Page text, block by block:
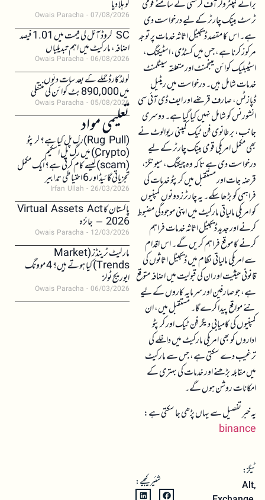
برائے کمپٹرولر آف کرنسی کے سامنے قومی
ٹرسٹ بینک چارٹر کے لیے درخواست دی
ہے۔ اس کا مقصد ڈیجیٹل اثاثہ خدمات پر توجہ
مرکوز کرنا ہے، جس میں کسٹڈی، اسٹیکنگ،
اسٹیبلیک کوائن مینجمنٹ اور متعلقہ سیٹلمنٹ
خدمات شامل ہیں۔ درخواست میں ریٹیل
ڈپازٹس، صارف قرضے اور ایف ڈی آئی سی
انشورنس کو شامل نہیں کیا گیا ہے۔ دوسری
جانب، برطانوی فِن ٹیک کمپنی ریوالوٹ نے
بھی مکمل امریکی قومی بینک چارٹر کے لیے
درخواست دی ہے تاکہ وہ چیکنگ، سیونگز،
قرضہ جات اور مستقبل میں کرپٹو خدمات کی
فراہمی کو بڑھا سکے۔ یہ چارٹرز دونوں کمپنیوں
کو امریکی مالیاتی مارکیٹ میں اپنی موجودگی مضبوط
کرنے اور جدید ڈیجیٹل اثاثہ خدمات فراہم
کرنے کا موقع فراہم کریں گے۔ اس اقدام
سے امریکی مالیاتی نظام میں ڈیجیٹل اثاثوں کی
قانونی حیثیت اور ان کی قبولیت میں اضافہ متوقع
ہے، جو صارفین اور سرمایہ کاروں کے لیے
نئے مواقع پیدا کرے گا۔ مستقبل میں، ان
کمپنیوں کی کامیابی دیگر فِن ٹیک اور کرپٹو
اداروں کو بھی امریکی مارکیٹ میں داخلے کی
ترغیب دے سکتی ہے، جس سے مارکیٹ
میں مقابلہ بڑھنے اور خدمات کی بہتری کے
امکانات روشن ہوں گے۔
یہ خبر تفصیل سے یہاں پڑھی جا سکتی ہے:
binance
ٹیگز:
Alt,
شئیر کیجیے:
کو ہلا دیا
Owais Paracha 07/08/2026
SC کروڈ آئل کی قیمت میں 1.01 فیصد
اضافہ، مارکیٹ میں اہم تبدیلیاں
Owais Paracha 06/08/2026
کولڈکارڈ حملے کے بعد سات دنوں
میں 890,000 بٹ کوائن کی منتقلی
Owais Paracha 05/08/2026
تعلیمی مواد(Rug Pull)رگ پل کیا ہے؟ کرپٹو
(Crypto) میں رگ پل اسکیم
(scam)کیسے کام کرتی ہے؟ ایک مکمل
تجزیاتی گائیڈ اور 6 احتیاطی تدابیر
Irfan Ullah 26/03/2026
پاکستان کا Virtual Assets Act
2026 – جائزہ
Owais Paracha 12/03/2026
مارکیٹ ٹرینڈز (Market
Trends) کیا ہوتے ہیں؟ 4 موونگ
ایوریج ٹولز
Owais Paracha 06/03/2026